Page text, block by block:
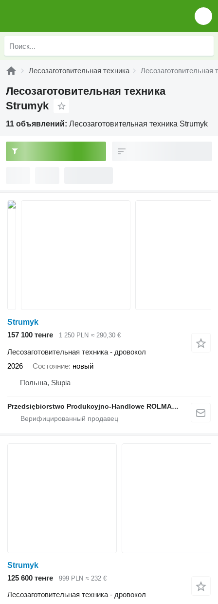
Лесозаготовительная техника Лесозаготовительная
Лесозаготовительная техника
Strumyk
11 объявлений: Лесозаготовительная техника Strumyk
Strumyk
157 100 тенге
1 250 PLN ≈ 290,30 €
Лесозаготовительная техника - дровокол
2026
Состояние новый
Польша, Słupia
Przedsiębiorstwo Produkcyjno-Handlowe ROLMAPOL Marcin Dziekan
Strumyk
125 600 тенге
999 PLN ≈ 232 €
Лесозаготовительная техника - дровокол